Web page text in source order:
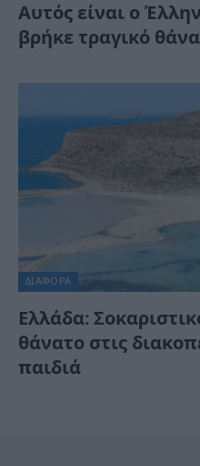
Αυτός είναι ο
βρήκε τραγικό
ΔΙΆΦΟΡΑ
Ελλάδα:
θάνατο στις
παιδιά